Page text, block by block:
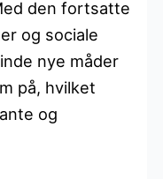
den fortsatte
og sociale
nye måder
på, hvilket
og